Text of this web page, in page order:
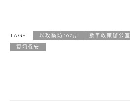
TAGS : 以攻築防2025 數字政策辦公室
資訊保安